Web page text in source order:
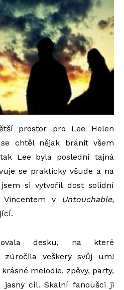
prostor pro Lee Helen
chtěl nějak bránit všem
Lee byla poslední tajná
se prakticky všude a na
jsem si vytvořil dost solidní
v
Untouchable,
desku, na které
zúročila veškerý svůj um!
melodie, zpěvy, party,
cíl. Skalní fanoušci ji